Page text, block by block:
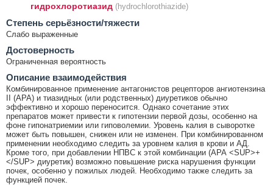
гидрохлоротиазид (hydrochlorothiazide)
Cтепень серьёзности/тяжести
Слабо выраженные
Достоверность
Ограниченная вероятность
Описание взаимодействия
Комбинированное применение антагонистов рецепторов ангиотензина
II (АРА) и тиазидных (или родственных) диуретиков обычно
эффективно и хорошо переносится. Однако сочетание этих
препаратов может привести к гипотензии первой дозы, особенно на
фоне гипонатриемии или гиповолемии. Уровень калия в сыворотке
может быть повышен, снижен или не изменен. При комбинированном
применении необходимо следить за уровнем калия в крови и АД.
Кроме того, при добавлении НПВС к этой комбинации (АРА <SUP>+
</SUP> диуретик) возможно повышение риска нарушения функции
почек, особенно у пожилых людей. Необходимо также следить за
функцией почек.